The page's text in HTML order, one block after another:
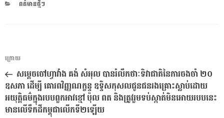
CATEGORIES
ពត៌មានថ្មីៗ
ការ​
នាំទិស​
ប្រកាស
អត្ថបទ
មុន
ក្រោយ
សម្តេចចៅហ្វាវាំង គង់ សំអុល បានរំលឹកថាៈទិវាជាតិនៃការចងចាំ ២០
ឧសភា ដើម្បី គោរពវិញ្ញណក្ខន្ទ ឧទ្ទិសកុសលជូនជនរងគ្រោះស្លាប់ដោយ
អយុត្តិធម៌ក្នុងរបបពួកអាវខ្មៅ ប៉ុល ពត និងត្រូវរួមទប់ស្កាត់មិនអោយរបបនេះ
មានលើទឹកដីកម្ពុជាលើកទី២ឡើយ